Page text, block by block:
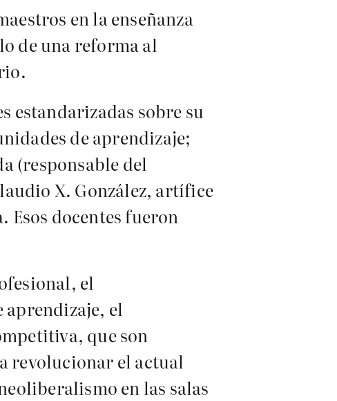
en la enseñanza
de una reforma al
estandarizadas sobre su
de aprendizaje;
(responsable del
X. González, artífice
Esos docentes fueron
el
el
que son
revolucionar el actual
en las salas